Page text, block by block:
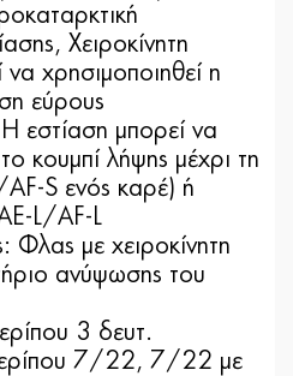
Χειροκίνητη
χρησιμοποιηθεί η
εύρους
Η εστίαση μπορεί να
κουμπί λήψης μέχρι τη
AF-S ενός καρέ) ή
L/AF-L
με χειροκίνητη
ανύψωσης του
3 δευτ.
7/22, 7/22 με